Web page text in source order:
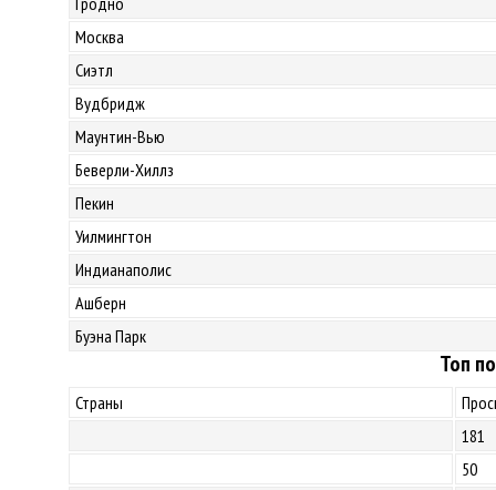
Москва
Сиэтл
Вудбридж
Маунтин-Вью
Беверли-Хиллз
Пекин
Уилмингтон
Индианаполис
Ашберн
Буэна Парк
Топ
Страны
181
50